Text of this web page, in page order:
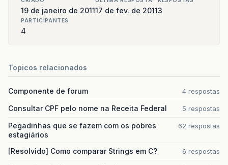
19 de janeiro de 201117 de fev. de 20113
PARTICIPANTES
4
Topicos relacionados
Componente de forum 4 respostas
Consultar CPF pelo nome na Receita Federal 5 respostas
Pegadinhas que se fazem com os pobres
estagiários
62 respostas
[Resolvido] Como comparar Strings em C? 6 respostas